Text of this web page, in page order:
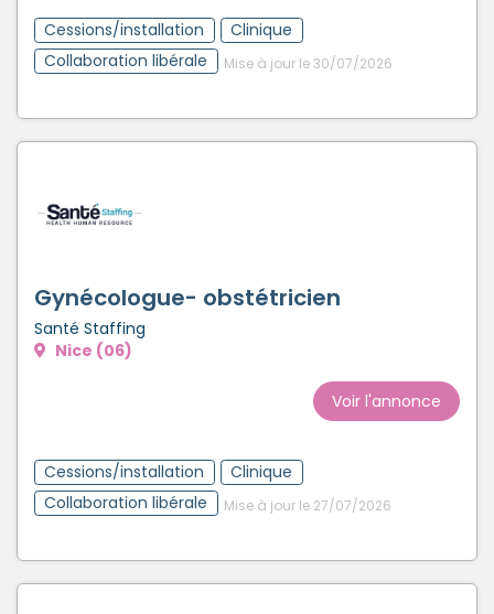
Cessions/installation
Clinique
Collaboration libérale
Mise à jour le 30/07/2026
Gynécologue- obstétricien
Santé Staffing
Nice (06)
Voir l'annonce
Cessions/installation
Clinique
Collaboration libérale
Mise à jour le 27/07/2026